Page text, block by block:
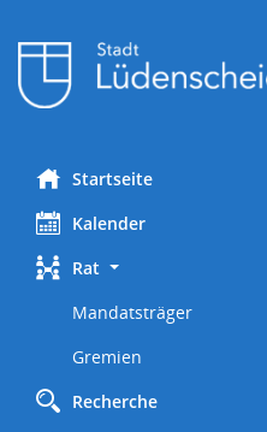
Startseite
Kalender
Rat
Mandatsträger
Gremien
Recherche